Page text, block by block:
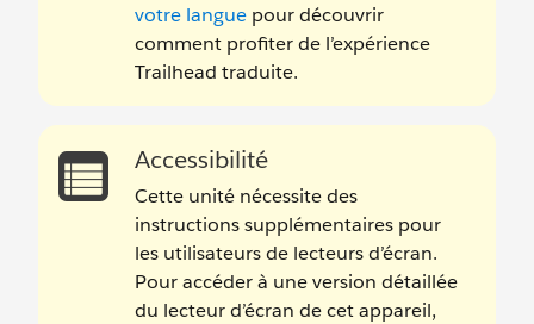
votre langue pour découvrir
comment profiter de l’expérience
Trailhead traduite.
Accessibilité
Cette unité nécessite des
instructions supplémentaires pour
les utilisateurs de lecteurs d’écran.
Pour accéder à une version détaillée
du lecteur d’écran de cet appareil,